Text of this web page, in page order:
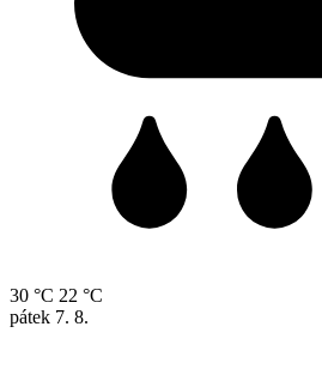
30 °C 22 °C
pátek 7. 8.